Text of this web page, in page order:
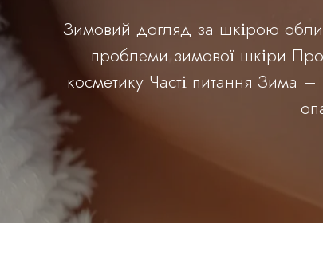
Зимовий догляд за шкірою
проблеми зимової шкіри
косметику Часті питання Зима